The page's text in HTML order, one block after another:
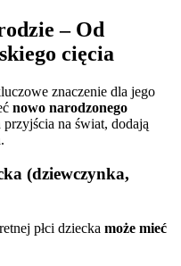
– Od
cięcia
znaczenie dla jego
nowo narodzonego
na świat, dodają
(dziewczynka,
płci dziecka może mieć